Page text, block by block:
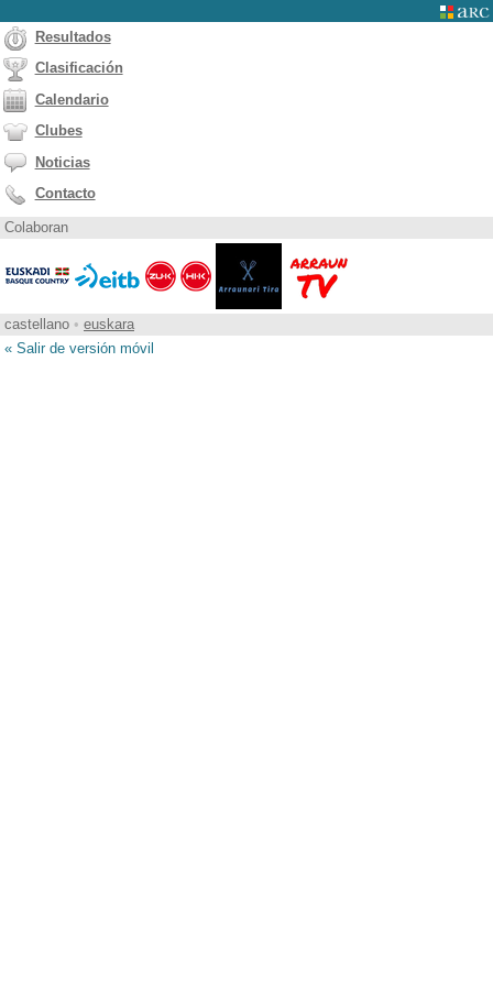
Resultados
Clasificación
Calendario
Clubes
Noticias
Contacto
Colaboran
castellano • euskara
« Salir de versión móvil